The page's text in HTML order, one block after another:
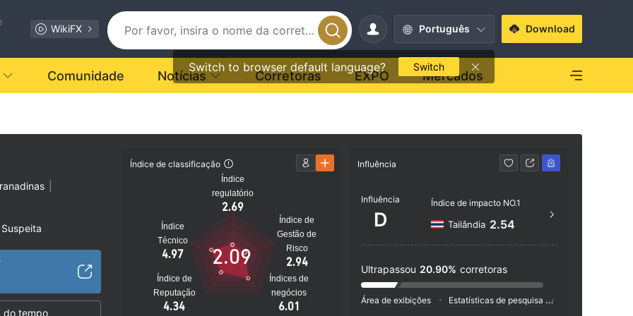
WikiFX Português
Switch to browser default language? Switch
Download
Comunidade Notícias Corretoras EXPO Mercados
suspeita
do tempo
Índice de classificação
Índice
regulatório
2.69
Índice
Técnico
4.97
Índice de
Reputação
4.34
Índices de
negócios
6.01
Índice de
Gestão de
Risco
2.94
2.09
Influência
Influência
D
Índice de impacto NO.1
Tailândia 2.54
Ultrapassou 20.90% corretoras
Área de exibições Estatísticas de pesquisa